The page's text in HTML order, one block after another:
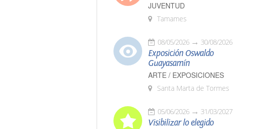
JUVENTUD
Tamames
08/05/2026 30/08/2026
Exposición Oswaldo
Guayasamín
ARTE / EXPOSICIONES
Santa Marta de Tormes
05/06/2026 31/03/2027
Visibilizar lo elegido